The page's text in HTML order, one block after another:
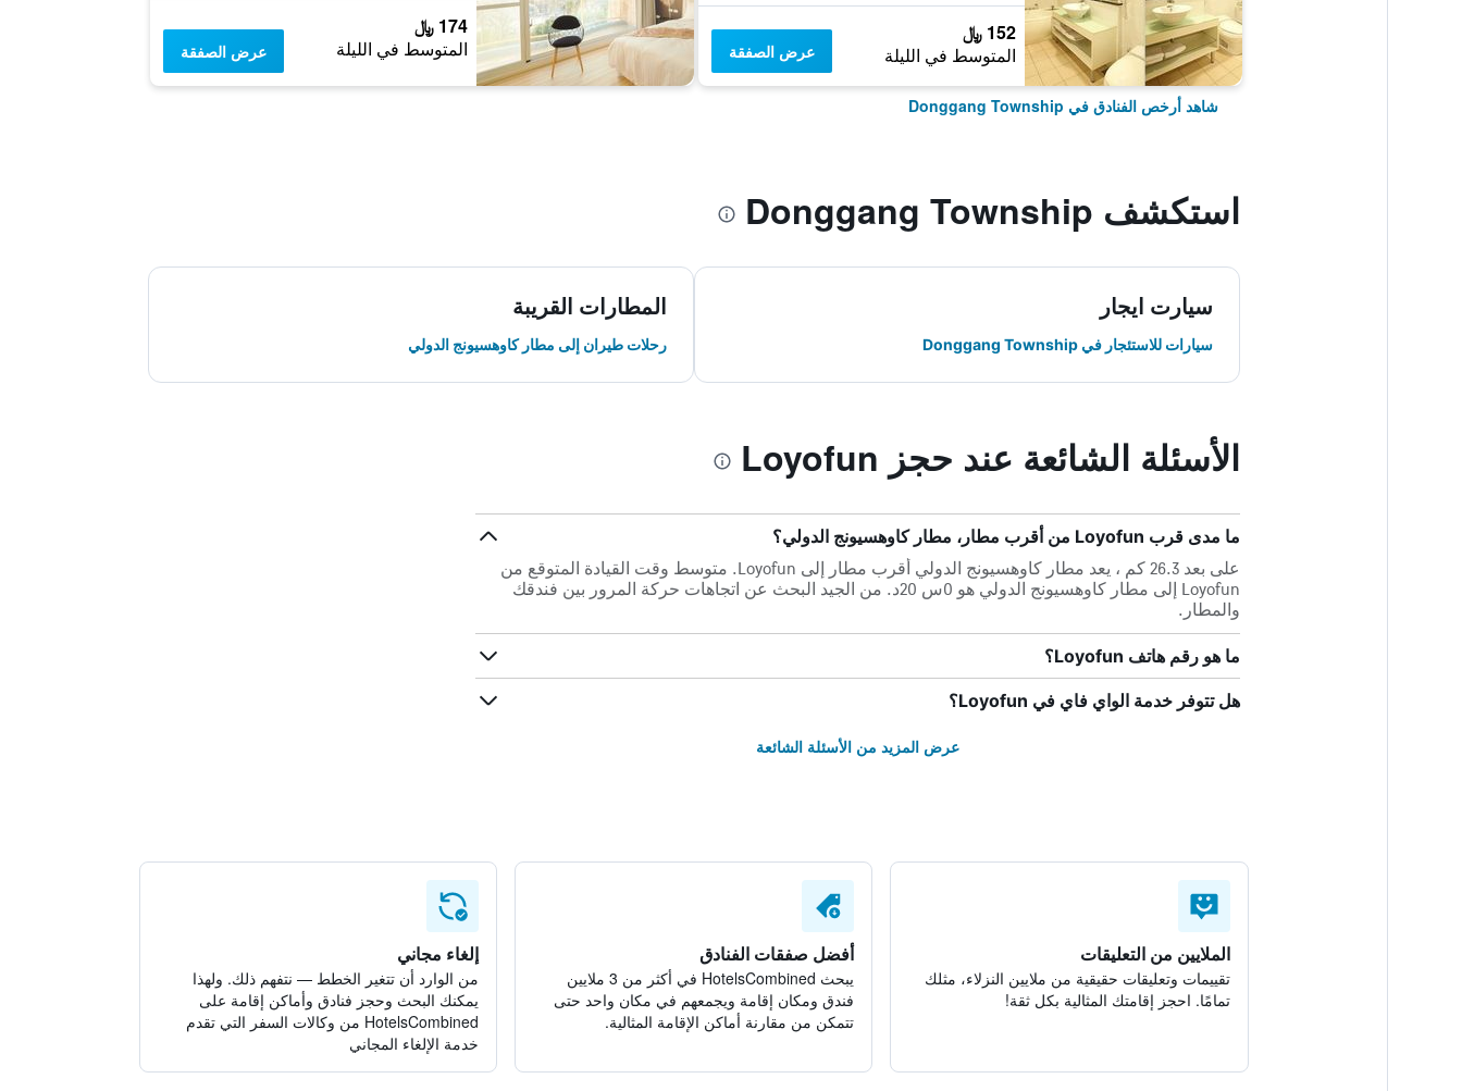
152 ﷼
المتوسط في الليلة عرض الصفقة
174 ﷼
المتوسط في الليلة عرض الصفقة
شاهد أرخص الفنادق في Donggang Township
استكشف Donggang Township
سيارت ايجار
سيارات للاستئجار في Donggang Township
المطارات القريبة
رحلات طيران إلى مطار كاوهسيونج الدولي
الأسئلة الشائعة عند حجز Loyofun
ما مدى قرب Loyofun من أقرب مطار، مطار كاوهسيونج الدولي؟
على بعد 26.3 كم ، يعد مطار كاوهسيونج الدولي أقرب مطار إلى Loyofun. متوسط وقت القيادة المتوقع من
Loyofun إلى مطار كاوهسيونج الدولي هو 0س 20د. من الجيد البحث عن اتجاهات حركة المرور بين فندقك
والمطار.
ما هو رقم هاتف Loyofun؟
هل تتوفر خدمة الواي فاي في Loyofun؟
عرض المزيد من الأسئلة الشائعة
الملايين من التعليقات
تقييمات وتعليقات حقيقية من ملايين النزلاء، مثلك
تمامًا. احجز إقامتك المثالية بكل ثقة!
أفضل صفقات الفنادق
يبحث HotelsCombined في أكثر من 3 ملايين
فندق ومكان إقامة ويجمعهم في مكان واحد حتى
تتمكن من مقارنة أماكن الإقامة المثالية.
إلغاء مجاني
من الوارد أن تتغير الخطط — نتفهم ذلك. ولهذا
يمكنك البحث وحجز فنادق وأماكن إقامة على
HotelsCombined من وكالات السفر التي تقدم
خدمة الإلغاء المجاني